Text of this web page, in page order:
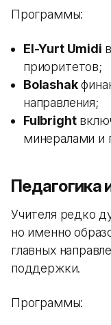
Программы:
El-Yurt Umidi
приоритетов;
Bolashak
направления;
Fulbright
минералами и
Педагогика
Учителя редко
но именно
главных
поддержки.
Программы: